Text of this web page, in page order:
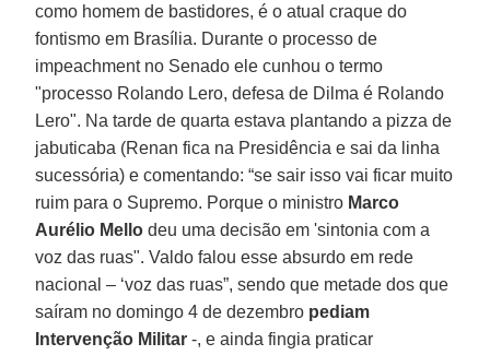
como homem de bastidores, é o atual craque do
fontismo em Brasília. Durante o processo de
impeachment no Senado ele cunhou o termo
"processo Rolando Lero, defesa de Dilma é Rolando
Lero". Na tarde de quarta estava plantando a pizza de
jabuticaba (Renan fica na Presidência e sai da linha
sucessória) e comentando: “se sair isso vai ficar muito
ruim para o Supremo. Porque o ministro Marco
Aurélio Mello deu uma decisão em 'sintonia com a
voz das ruas". Valdo falou esse absurdo em rede
nacional – ‘voz das ruas”, sendo que metade dos que
saíram no domingo 4 de dezembro pediam
Intervenção Militar -, e ainda fingia praticar